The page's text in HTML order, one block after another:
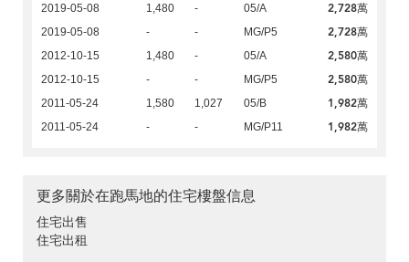
2019-05-08 1,480 - 05/A 2,728萬
2019-05-08 - - MG/P5 2,728萬
2012-10-15 1,480 - 05/A 2,580萬
2012-10-15 - - MG/P5 2,580萬
2011-05-24 1,580 1,027 05/B 1,982萬
2011-05-24 - - MG/P11 1,982萬
更多關於在跑馬地的住宅樓盤信息
住宅出售
住宅出租